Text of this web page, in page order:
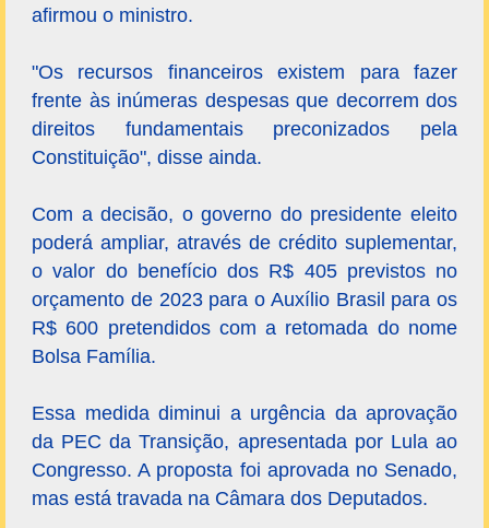
afirmou o ministro.
"Os recursos financeiros existem para fazer
frente às inúmeras despesas que decorrem dos
direitos fundamentais preconizados pela
Constituição", disse ainda.
Com a decisão, o governo do presidente eleito
poderá ampliar, através de crédito suplementar,
o valor do benefício dos R$ 405 previstos no
orçamento de 2023 para o Auxílio Brasil para os
R$ 600 pretendidos com a retomada do nome
Bolsa Família.
Essa medida diminui a urgência da aprovação
da PEC da Transição, apresentada por Lula ao
Congresso. A proposta foi aprovada no Senado,
mas está travada na Câmara dos Deputados.